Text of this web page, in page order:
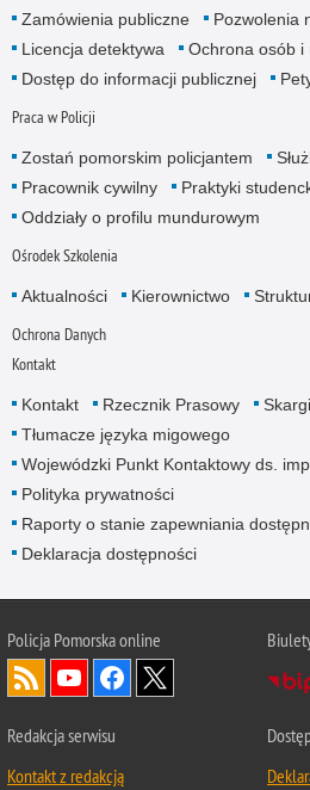
Zamówienia publiczne
Pozwolenia
Licencja detektywa
Ochrona osób i
Dostęp do informacji publicznej
Praca w Policji
Zostań pomorskim policjantem
Pracownik cywilny
Praktyki
Oddziały o profilu mundurowym
Ośrodek Szkolenia
Aktualności Kierownictwo
Ochrona Danych
Kontakt
Kontakt Rzecznik Prasowy
Tłumacze języka migowego
Wojewódzki Punkt Kontaktowy ds.
Polityka prywatności
Raporty o stanie zapewniania
Deklaracja dostępności
Policja Pomorska online
Redakcja serwisu
Kontakt z redakcją